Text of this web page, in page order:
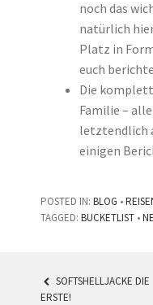
noch das
natürlich
Platz in
euch
Die
Familie –
letztendlich
einigen
POSTED IN: BLOG •
TAGGED: BUCKETLIST •
POST
SOFTSHELLJACKE DIE
ERSTE!